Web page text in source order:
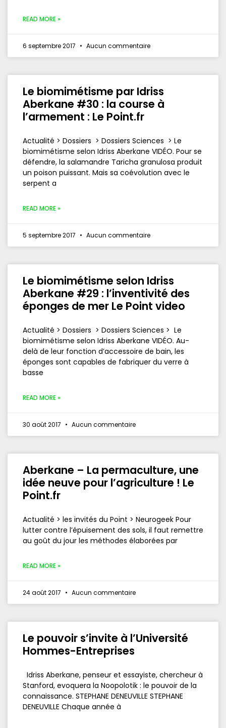
READ MORE »
6 septembre 2017 Aucun commentaire
Le biomimétisme par Idriss
Aberkane #30 : la course à
l’armement : Le Point.fr
Actualité > Dossiers > Dossiers Sciences > Le
biomimétisme selon Idriss Aberkane VIDÉO. Pour se
défendre, la salamandre Taricha granulosa produit
un poison puissant. Mais sa coévolution avec le
serpent a
READ MORE »
5 septembre 2017 Aucun commentaire
Le biomimétisme selon Idriss
Aberkane #29 : l’inventivité des
éponges de mer Le Point video
Actualité > Dossiers > Dossiers Sciences > Le
biomimétisme selon Idriss Aberkane VIDÉO. Au-
delà de leur fonction d’accessoire de bain, les
éponges sont capables de fabriquer du verre à
basse
READ MORE »
30 août 2017 Aucun commentaire
Aberkane – La permaculture, une
idée neuve pour l’agriculture ! Le
Point.fr
Actualité > les invités du Point > Neurogeek Pour
lutter contre l’épuisement des sols, il faut remettre
au goût du jour les méthodes élaborées par
READ MORE »
24 août 2017 Aucun commentaire
Le pouvoir s’invite à l’Université
Hommes-Entreprises
Idriss Aberkane, penseur et essayiste, chercheur à
Stanford, evoquera la Noopolotik : le pouvoir de la
connaissance. STEPHANE DENEUVILLE STEPHANE
DENEUVILLE Chaque année à